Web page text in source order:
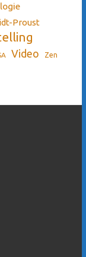
Proust
Video Zen